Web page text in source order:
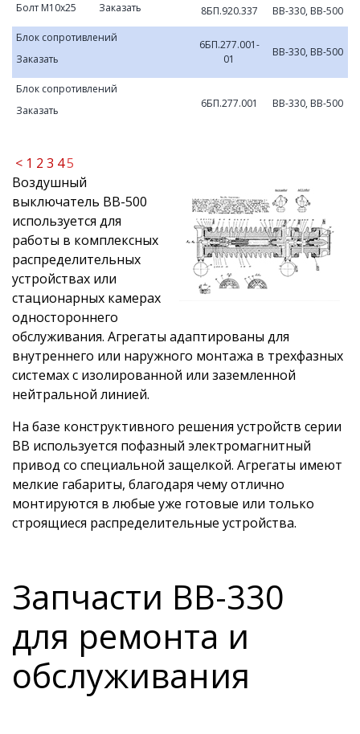
Болт М10х25
Заказать 8БП.920.337
ВВ-330, ВВ-500
Блок сопротивлений
Заказать
6БП.277.001-
01
ВВ-330, ВВ-500
Блок сопротивлений
Заказать
6БП.277.001 ВВ-330, ВВ-500
< 1 2 3 45
Воздушный
выключатель ВВ-500
используется для
работы в комплексных
распределительных
устройствах или
стационарных камерах
одностороннего
обслуживания. Агрегаты адаптированы для
внутреннего или наружного монтажа в трехфазных
системах с изолированной или заземленной
нейтральной линией.
На базе конструктивного решения устройств серии
ВВ используется пофазный электромагнитный
привод со специальной защелкой. Агрегаты имеют
мелкие габариты, благодаря чему отлично
монтируются в любые уже готовые или только
строящиеся распределительные устройства.
Запчасти ВВ-330
для ремонта и
обслуживания